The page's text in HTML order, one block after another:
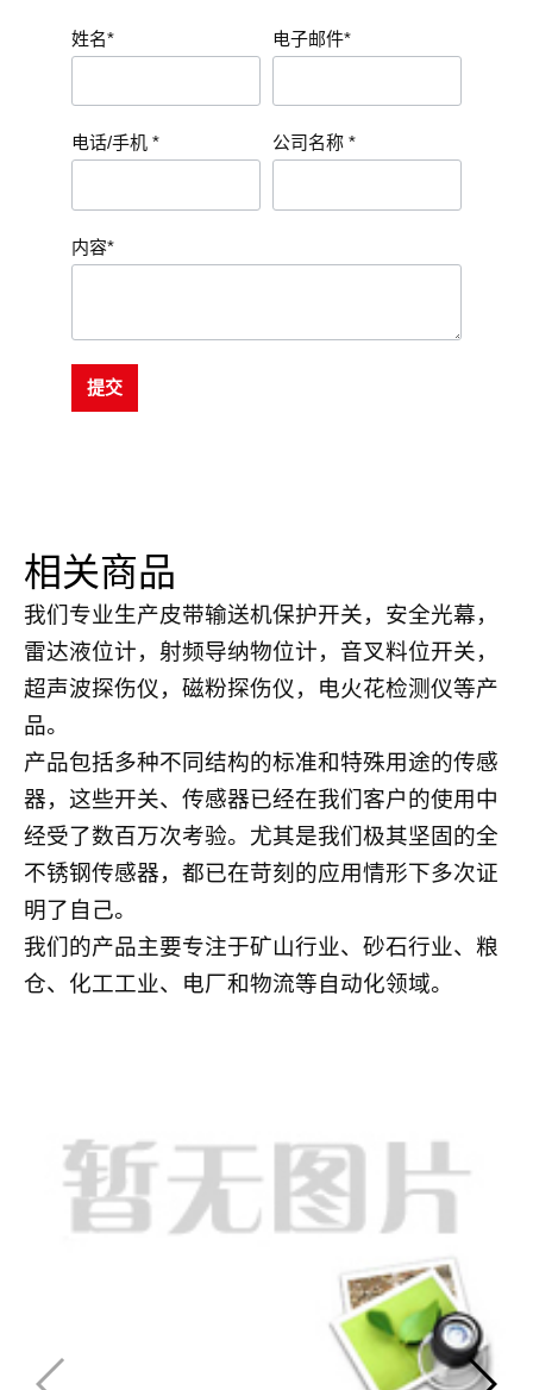
姓名* 电子邮件*
电话/手机 * 公司名称 *
内容*
提交
相关商品
我们专业生产皮带输送机保护开关，安全光幕，
雷达液位计，射频导纳物位计，音叉料位开关，
超声波探伤仪，磁粉探伤仪，电火花检测仪等产
品。
产品包括多种不同结构的标准和特殊用途的传感
器，这些开关、传感器已经在我们客户的使用中
经受了数百万次考验。尤其是我们极其坚固的全
不锈钢传感器，都已在苛刻的应用情形下多次证
明了自己。
我们的产品主要专注于矿山行业、砂石行业、粮
仓、化工工业、电厂和物流等自动化领域。